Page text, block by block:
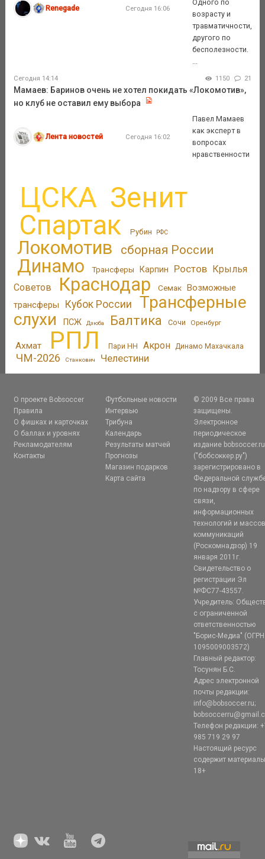
Renegade Сегодня 16:06
Одного по
возрасту и
травматичности,
другого по
бесполезности.
Сегодня 14:14 1150 21
Мамаев: Баринов очень не хотел покидать «Локомотив»,
но клуб не оставил ему выбора
Лента новостей Сегодня 16:02
Павел Мамаев
как эксперт в
вопросах
нравственности
ЦСКА Зенит
Спартак Рубин РФС
Локомотив сборная России
Динамо Трансферы Карпин Ростов Крылья
Советов
Краснодар Семак Возможные
трансферы
Кубок России
Трансферные
слухи
ПСЖ Дзюба Балтика Сочи Оренбург
Ахмат РПЛ Пари НН Акрон Динамо Махачкала
ЧМ-2026 Станкович Челестини
О проекте Bobsoccer
Правила
О фишках и карточках
О баллах и уровнях
Рекламодателям
Контакты
Футбольные новости
Интервью
Трибуна
Календарь
Результаты матчей
Прогнозы
Магазин подарков
Карта сайта
© 2009 Все права
защищены.
Электронное
периодическое
издание bobsoccer.ru
("бобсоккер.ру")
зарегистрировано в
Федеральной
по надзору в сфере
связи,
информационных
технологий и
коммуникаций
(Роскомнадзор) 19
января 2011г.
Свидетельство о
регистрации Эл
№ФС77-43557.
Учредитель:
с ограниченной
ответственностью
"Борис-Медиа" (ОГРН
1095009003572)
Главный редактор:
Тосунян Б.С.
Адрес электронной
почты редакции:
info@bobsoccer.ru;
Телефон редакции:
985 719 29 97
Настоящий ресурс
содержит
18+